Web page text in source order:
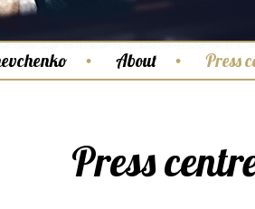
About Press
Press